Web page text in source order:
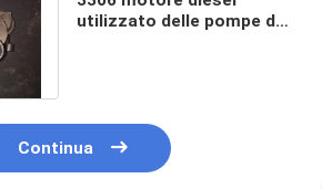
utilizzato delle pompe di
Continua